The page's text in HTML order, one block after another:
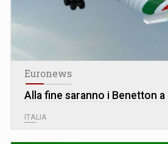
Euronews
Alla fine saranno i Benetton a
ITALIA